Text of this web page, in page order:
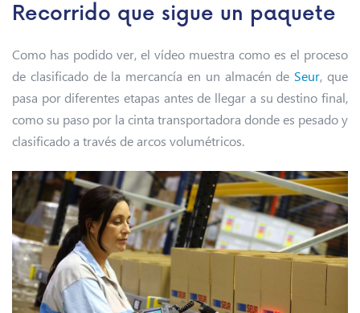
Recorrido que sigue un paquete
Como has podido ver, el vídeo muestra como es el proceso
de clasificado de la mercancía en un almacén de Seur, que
pasa por diferentes etapas antes de llegar a su destino final,
como su paso por la cinta transportadora donde es pesado y
clasificado a través de arcos volumétricos.